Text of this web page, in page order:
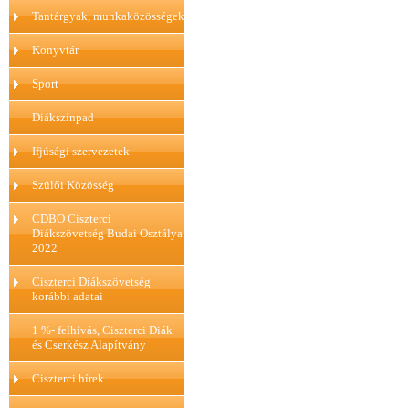
Tantárgyak, munkaközösségek
Könyvtár
Sport
Diákszínpad
Ifjúsági szervezetek
Szülői Közösség
CDBO Ciszterci
Diákszövetség Budai Osztálya
2022
Ciszterci Diákszövetség
korábbi adatai
1 %- felhívás, Ciszterci Diák
és Cserkész Alapítvány
Ciszterci hírek